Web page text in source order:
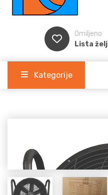
Omiljeno
Lista
Kategorije